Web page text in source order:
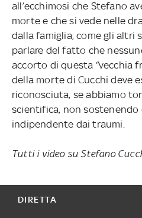
all’ecchimosi che Stefano
morte e che si vede nelle
dalla famiglia, come gli altri
parlare del fatto che
accorto di questa “vecchia
della morte di Cucchi deve
riconosciuta, se abbiamo
scientifica, non sostenendo
indipendente dai traumi.
Tutti i video su Stefano
DIRETTA